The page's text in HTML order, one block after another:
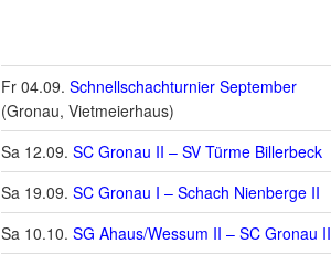
Fr 04.09. Schnellschachturnier September
(Gronau, Vietmeierhaus)
Sa 12.09. SC Gronau II – SV Türme Billerbeck
Sa 19.09. SC Gronau I – Schach Nienberge II
Sa 10.10. SG Ahaus/Wessum II – SC Gronau II